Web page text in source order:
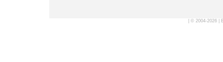
| © 2004-2026 |